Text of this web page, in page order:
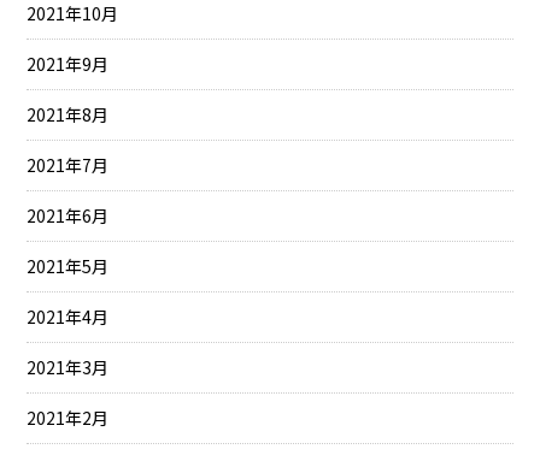
2021年10月
2021年9月
2021年8月
2021年7月
2021年6月
2021年5月
2021年4月
2021年3月
2021年2月